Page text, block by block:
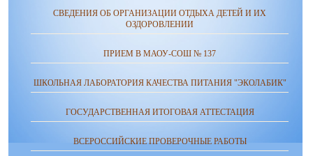
СВЕДЕНИЯ ОБ ОРГАНИЗАЦИИ ОТДЫХА ДЕТЕЙ И ИХ
ОЗДОРОВЛЕНИИ
ПРИЕМ В МАОУ-СОШ № 137
ШКОЛЬНАЯ ЛАБОРАТОРИЯ КАЧЕСТВА ПИТАНИЯ "ЭКОЛАБИК"
ГОСУДАРСТВЕННАЯ ИТОГОВАЯ АТТЕСТАЦИЯ
ВСЕРОССИЙСКИЕ ПРОВЕРОЧНЫЕ РАБОТЫ